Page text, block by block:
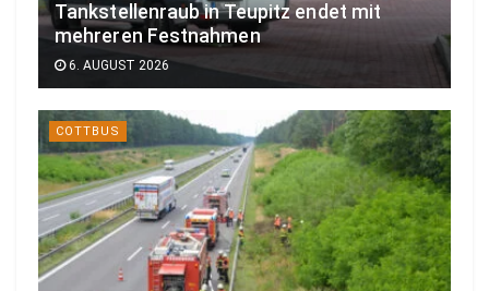
Tankstellenraub in Teupitz endet mit
mehreren Festnahmen
6. AUGUST 2026
COTTBUS